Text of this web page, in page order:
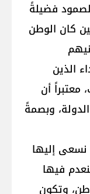
فضيلةً
كان الوطن
الذين
أن
وبصمةً
نسعى إليها
فيها
وتكون